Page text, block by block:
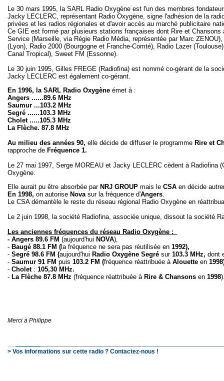
Le 30 mars 1995, la SARL Radio Oxygène est l'un des membres
Jacky LECLERC, représentant Radio Oxygène, signe l'adhésion de la
privées et les radios régionales et d'avoir accès au marché publicitaire
Ce GIE est formé par plusieurs stations françaises dont Rire et
Service (Marseille, via Régie Radio Média, représentée par Marc
(Lyon), Radio 2000 (Bourgogne et Franche-Comté), Radio Lazer
Canal Tropical), Sweet FM (Essonne).
Le 30 juin 1995, Gilles FREGE (Radiofina) est nommé co-gérant de la
Jacky LECLERC est également co-gérant.
En 1996, la SARL Radio Oxygène émet à :
Angers ......89.6 MHz
Saumur ...103.2 MHz
Segré ......103.3 MHz
Cholet .....105.3 MHz
La Flèche. 87.8 MHz
Au milieu des années 90, elle décide de diffuser le programme Rire et
rapproche de Fréquence 1.
Le 27 mai 1997, Serge MOREAU et Jacky LECLERC cèdent à
Oxygène.
Elle aurait pu être absorbée par NRJ GROUP mais le CSA en décide
En 1998, on autorise Nova sur la fréquence d'Angers.
Le CSA démantèle le reste du réseau régional Radio Oxygène en
Le 2 juin 1998, la société Radiofina, associée unique, dissout la société
Les anciennes fréquences du réseau Radio Oxygène :
- Angers 89.6 FM (aujourd'hui NOVA),
- Baugé 88.1 FM ( la fréquence ne sera pas réutilisée en 1992),
- Segré 98.6 FM (aujourd'hui Radio Oxygène Segré sur 103.3 MHz, dont
- Saumur 91 FM puis 103.2 FM (fréquence réattribuée àAlouette en
- Cholet: 105,30 MHz.
- La Flèche 87.8 MHz (fréquence réattribuée à Rire & Chansons en 1998
Merci à Philippe
> Vos informations sur cette radio ? Contactez-nous !